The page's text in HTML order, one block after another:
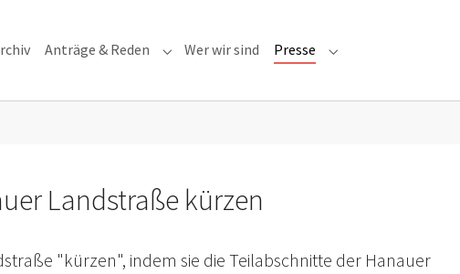
Anträge & Reden Submenu for "Anträge & Reden"
Wer wir sind Presse Submenu for "Presse"
Landstraße kürzen
"kürzen", indem sie die Teilabschnitte der Hanauer